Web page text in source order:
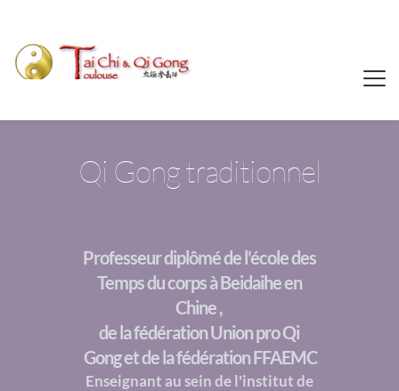
Qi Gong traditionnel
Professeur diplômé de l'école des
Temps du corps à Beidaihe en
Chine ,
de la fédération Union pro Qi
Gong et de la fédération FFAEMC
Enseignant au sein de l'institut de